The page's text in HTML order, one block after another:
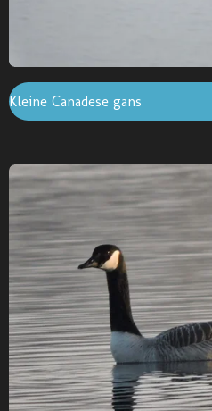
Kleine Canadese gans